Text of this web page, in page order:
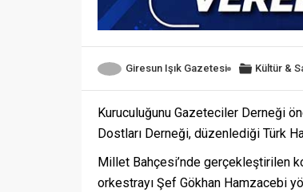
Giresun Işık Gazetesi Kültür &
Kuruculuğunu Gazeteciler Derneği
Dostları Derneği, düzenlediği Türk
Millet Bahçesi’nde gerçekleştirilen
orkestrayı Şef Gökhan Hamzacebi